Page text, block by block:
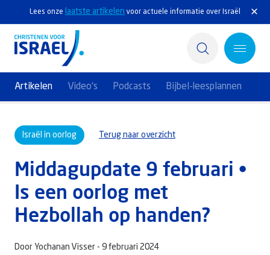
Lees onze laatste artikelen voor actuele informatie over Israël
Artikelen Video's Podcasts Bijbel-leesplannen
Actief
Ontdek
Steun Israël
Israël in oorlog Terug naar overzicht
Middagupdate 9 februari •
Is een oorlog met
Hezbollah op handen?
Door Yochanan Visser - 9 februari 2024